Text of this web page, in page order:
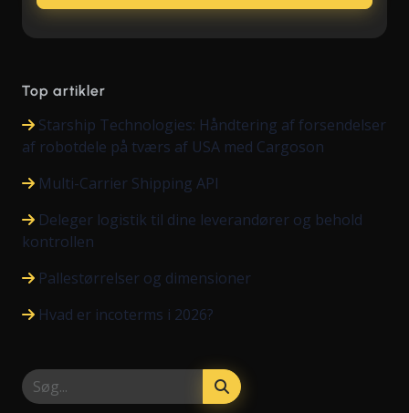
Top artikler
Starship Technologies: Håndtering af forsendelser
af robotdele på tværs af USA med Cargoson
Multi-Carrier Shipping API
Deleger logistik til dine leverandører og behold
kontrollen
Pallestørrelser og dimensioner
Hvad er incoterms i 2026?